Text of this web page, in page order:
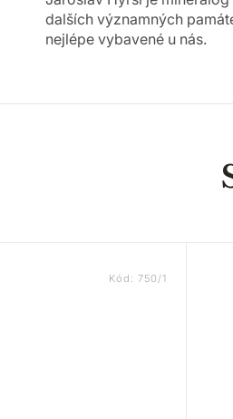
dalších významných
nejlépe vybavené u nás.
Kód: 750/1